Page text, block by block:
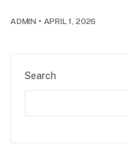
Search
ADMIN • APRIL 1, 2026